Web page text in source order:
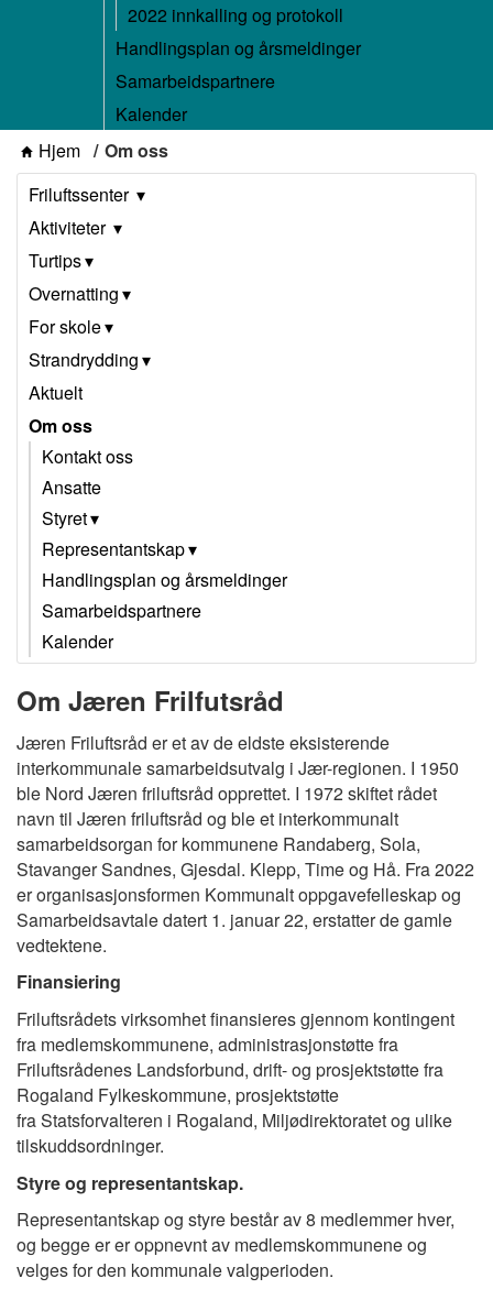
2022 innkalling og protokoll
Handlingsplan og årsmeldinger
Samarbeidspartnere
Kalender
Hjem
Om oss
Friluftssenter
Aktiviteter
Turtips
Overnatting
For skole
Strandrydding
Aktuelt
Om oss
Kontakt oss
Ansatte
Styret
Representantskap
Handlingsplan og årsmeldinger
Samarbeidspartnere
Kalender
Om Jæren Frilfutsråd
Jæren Friluftsråd er et av de eldste eksisterende
interkommunale samarbeidsutvalg i Jær-regionen. I 1950
ble Nord Jæren friluftsråd opprettet. I 1972 skiftet rådet
navn til Jæren friluftsråd og ble et interkommunalt
samarbeidsorgan for kommunene Randaberg, Sola,
Stavanger Sandnes, Gjesdal. Klepp, Time og Hå. Fra 2022
er organisasjonsformen Kommunalt oppgavefelleskap og
Samarbeidsavtale datert 1. januar 22, erstatter de gamle
vedtektene.
Finansiering
Friluftsrådets virksomhet finansieres gjennom kontingent
fra medlemskommunene, administrasjonstøtte fra
Friluftsrådenes Landsforbund, drift- og prosjektstøtte fra
Rogaland Fylkeskommune, prosjektstøtte
fra Statsforvalteren i Rogaland, Miljødirektoratet og ulike
tilskuddsordninger.
Styre og representantskap.
Representantskap og styre består av 8 medlemmer hver,
og begge er er oppnevnt av medlemskommunene og
velges for den kommunale valgperioden.